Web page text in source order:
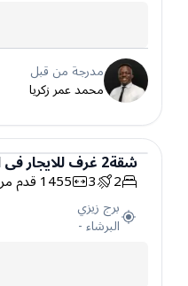
مدرجة من قبل
محمد عمر زكريا
شقة
شقة2غرفللايجارفي
2
3
1455قدم
برج زيزي
البرشاء-